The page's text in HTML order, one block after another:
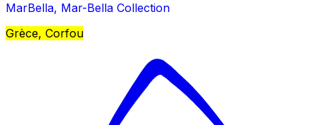
MarBella, Mar-Bella Collection
Grèce, Corfou